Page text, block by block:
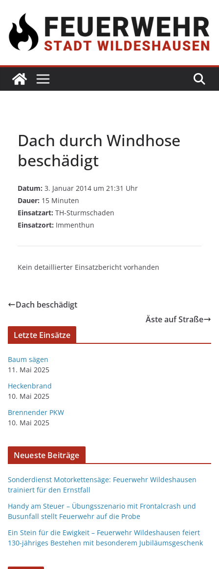
Dach durch Windhose
beschädigt
Datum: 3. Januar 2014 um 21:31 Uhr
Dauer: 15 Minuten
Einsatzart: TH-Sturmschaden
Einsatzort: Immenthun
Kein detaillierter Einsatzbericht vorhanden
Dach beschädigt
Äste auf Straße
Letzte Einsätze
Baum sägen
11. Mai 2025
Heckenbrand
10. Mai 2025
Brennender PKW
10. Mai 2025
Neueste Beiträge
Sonderdienst Motorkettensäge: Feuerwehr Wildeshausen
trainiert für den Ernstfall
Handy am Steuer – Übungsszenario mit Frontalcrash und
Busunfall stellt Feuerwehr auf die Probe
Ein Stein für die Ewigkeit – Feuerwehr Wildeshausen feiert
130-jähriges Bestehen mit besonderem Jubiläumsgeschenk